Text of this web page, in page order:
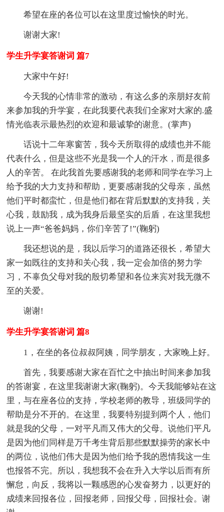
希望在座的各位可以在这里度过愉快的时光。
谢谢大家!
学生升学宴答谢词 篇7
大家中午好!
今天我的心情非常的激动，有这么多的亲朋好友前
来参加我的升学宴，在此我要代表我们全家对大家的.盛
情光临表示最热烈的欢迎和最诚挚的谢意。(掌声)
话说十二年寒窗苦，我今天所取得的成绩也并不能
代表什么，但是这些不光是我一个人的汗水，而是很多
人的辛苦。 在此我首先要感谢我的老师和同学在学习上
给予我的大力支持和帮助，更要感谢我的父母亲，虽然
他们平时都蛮忙，但是他们都在背后默默的支持我，关
心我，鼓励我，成为我身后最坚实的后盾，在这里我想
说上一声“爸爸妈妈，你们辛苦了!”(鞠躬)
我还想说的是，我以后学习的道路还很长，希望大
家一如既往的支持和关心我，我一定会加倍的努力学
习，不辜负父母对我的殷切希望和各位来宾对我无微不
至的关爱。
谢谢!
学生升学宴答谢词 篇8
1，在坐的各位叔叔阿姨，同学朋友，大家晚上好。
首先，我要感谢大家在百忙之中抽出时间来参加我
的答谢宴，在这里我谢谢大家(鞠躬)。今天我能够站在这
里，与在座各位的支持，学校老师的教导，班级同学的
帮助是分不开的。在这里，我要特别提到两个人，他们
就是我的父母，一对平凡而又伟大的父母。说他们平凡
是因为他们同样是万千考生背后那些默默操劳的家长中
的两位，说他们伟大是因为他们给予我的恩情我这一生
也报答不完。所以，我想我不会在升入大学以后而有所
懈怠，向反，我将以一颗感恩的心发奋努力，以更好的
成绩来回报各位，回报老师，回报父母，回报社会。谢